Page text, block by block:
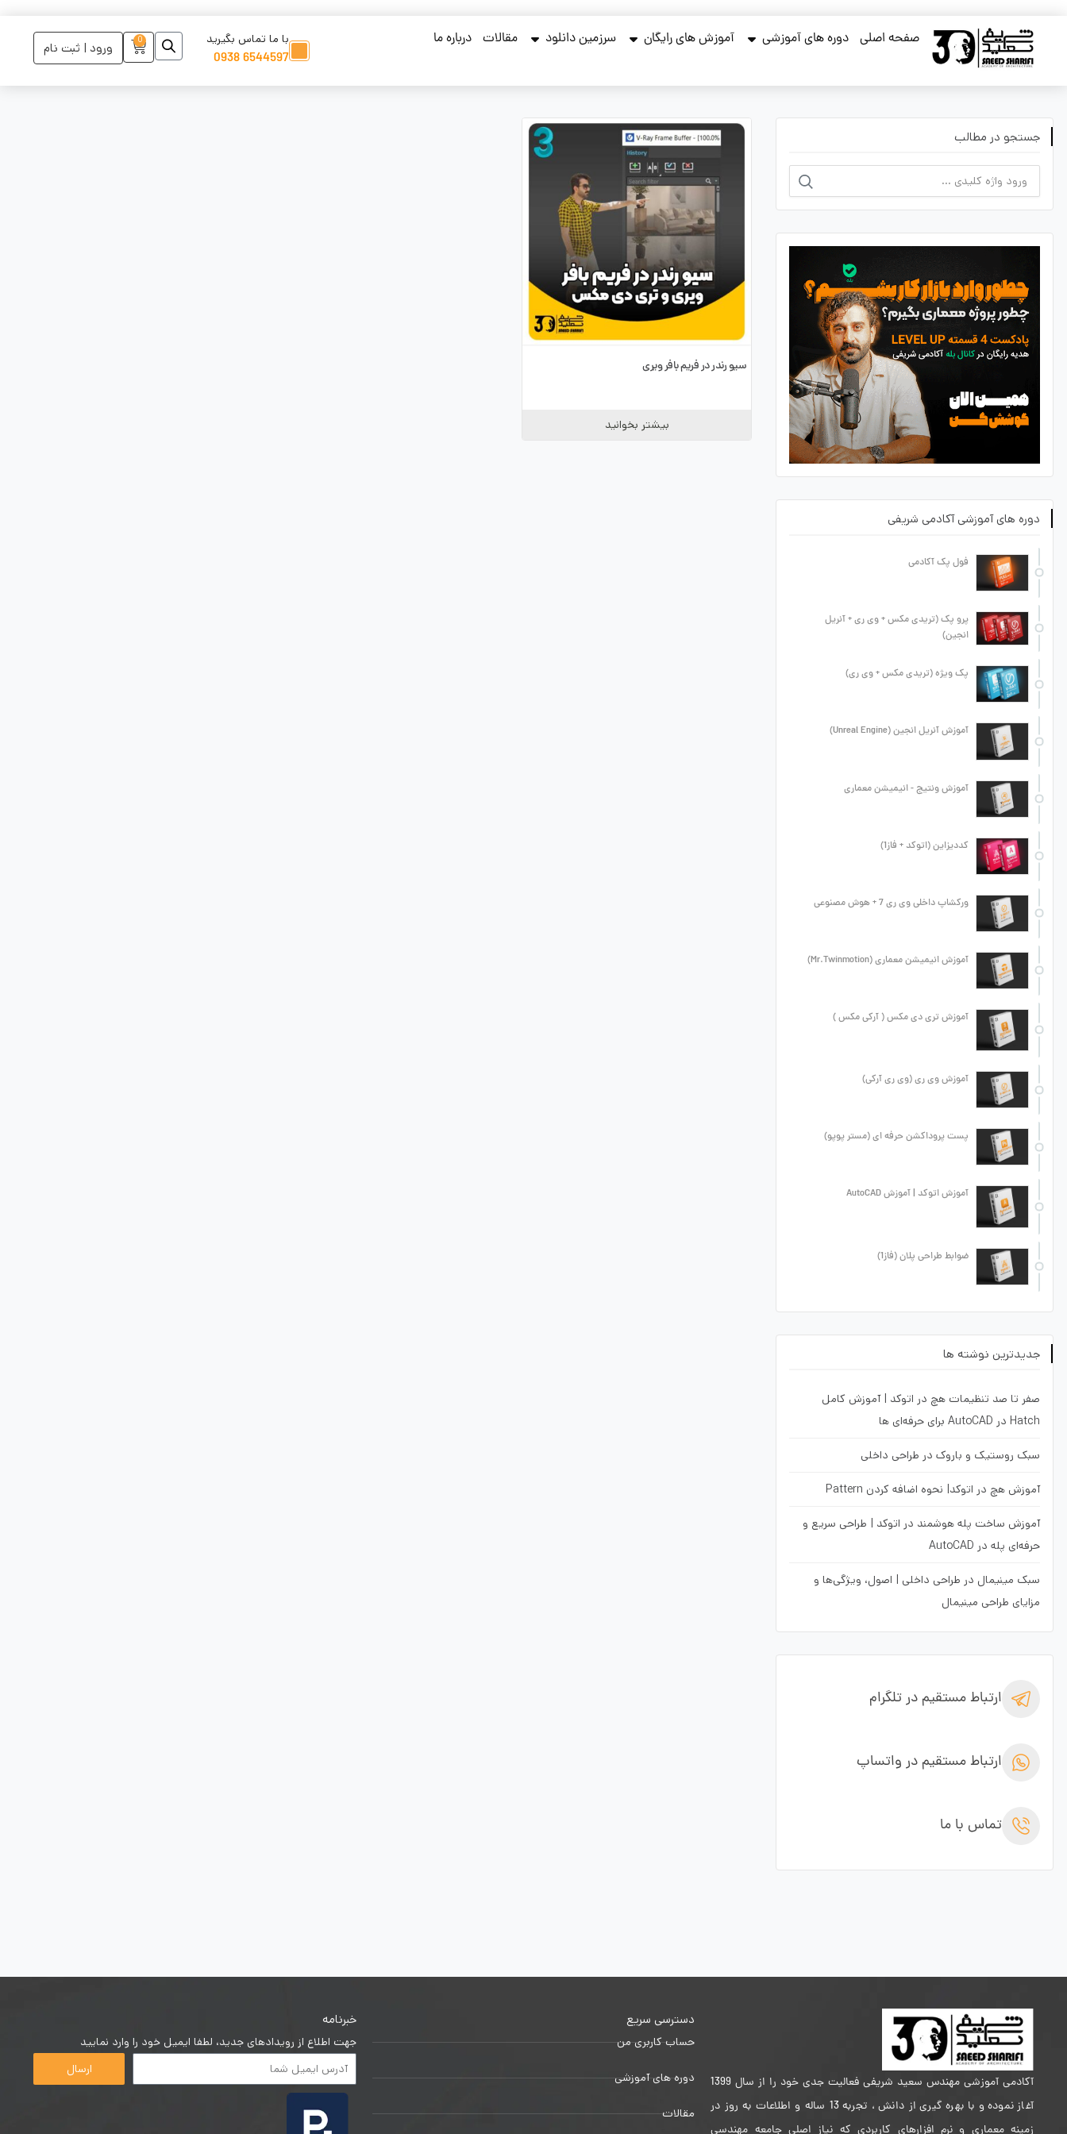
صفحه اصلی دوره های آموزشی آموزش های رایگان سرزمین دانلود مقالات درباره ما ورود | ثبت نام 0 با ما تماس بگیرید
6544597 0938
سیو رندر در فریم بافر ویری
بیشتر بخوانید
جستجو در مطالب
دوره های آموزشی آکادمی شریفی
فول پک آکادمی
پرو پک (تریدی مکس + وی ری + آنریل
انجین)
پک ویژه (تریدی مکس + وی ری)
آموزش آنریل انجین (Unreal Engine)
آموزش ونتیج - انیمیشن معماری
کددیزاین (اتوکد + فاز1)
ورکشاپ داخلی وی ری 7 + هوش مصنوعی
آموزش انیمیشن معماری (Mr.Twinmotion)
آموزش تری دی مکس ( آرکی مکس )
آموزش وی ری (وی ری آرکی)
پست پروداکشن حرفه ای (مستر پوپو)
آموزش اتوکد | آموزش AutoCAD
ضوابط طراحی پلان (فاز1)
جدیدترین نوشته ها
صفر تا صد تنظیمات هچ در اتوکد | آموزش کامل
Hatch در AutoCAD برای حرفه‌ای ها
سبک روستیک و باروک در طراحی داخلی
آموزش هچ در اتوکد| نحوه اضافه کردن Pattern
آموزش ساخت پله هوشمند در اتوکد | طراحی سریع و
حرفه‌ای پله در AutoCAD
سبک مینیمال در طراحی داخلی | اصول، ویژگی‌ها و
مزایای طراحی مینیمال
ارتباط مستقیم در تلگرام
ارتباط مستقیم در واتساپ
تماس با ما
آکادمی آموزشی مهندس سعید شریفی فعالیت جدی خود را از سال 1399
آغاز نموده و با بهره گیری از دانش ، تجربه 13 ساله و اطلاعات به روز در
زمینه معماری و نرم افزارهای کاربردی که نیاز اصلی جامعه مهندسی
دسترسی سریع
حساب کاربری من
دوره های آموزشی
مقالات
خبرنامه
جهت اطلاع از رویدادهای جدید، لطفا ایمیل خود را وارد نمایید
ارسال